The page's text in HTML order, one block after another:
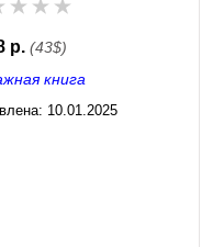
р. (43$)
книга
10.01.2025